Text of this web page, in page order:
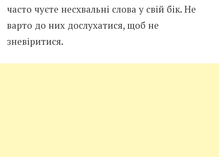
часто чуєте несхвальні слова у свій бік. Не
варто до них дослухатися, щоб не
зневіритися.